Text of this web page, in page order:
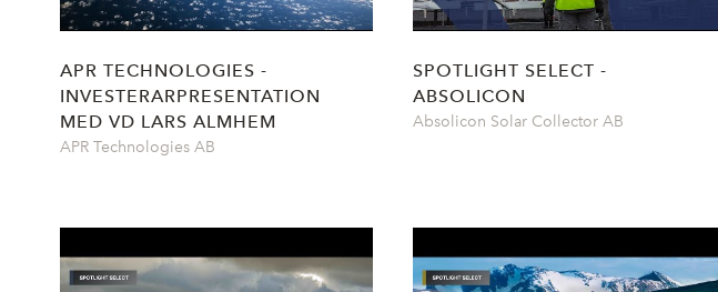
APR TECHNOLOGIES -
INVESTERARPRESENTATION
MED VD LARS ALMHEM
APR Technologies AB
SPOTLIGHT SELECT -
ABSOLICON
Absolicon Solar Collector AB